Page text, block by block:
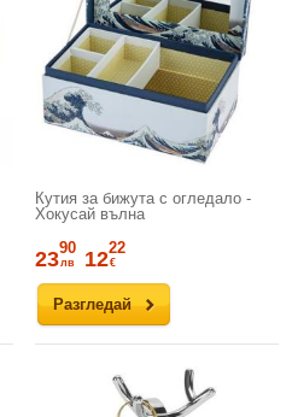
Кутия за бижута с огледало -
Хокусай вълна
Разгледай
2390
лв 1222
€